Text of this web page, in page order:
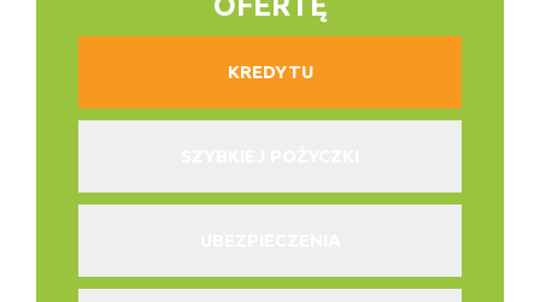
KREDYTU